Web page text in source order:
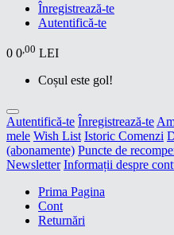
Înregistrează-te
Autentifică-te
0 0,00 LEI
Coșul este gol!
Autentifică-te Înregistrează-te
mele Wish List Istoric Comenzi
(abonamente) Puncte de
Newsletter Informații despre
Prima Pagina
Cont
Returnări